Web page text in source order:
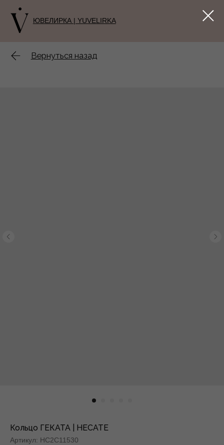
ЮВЕЛИРКА | YUVELIRKA
Кольцо ГЕКАТА | HECATE
Артикул: HC2C11530